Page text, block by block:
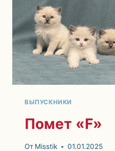
ВЫПУСКНИКИ
Помет «F»
От Misstik 01.01.2025